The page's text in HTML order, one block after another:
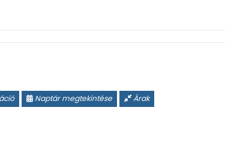
Naptár megtekintése Árak